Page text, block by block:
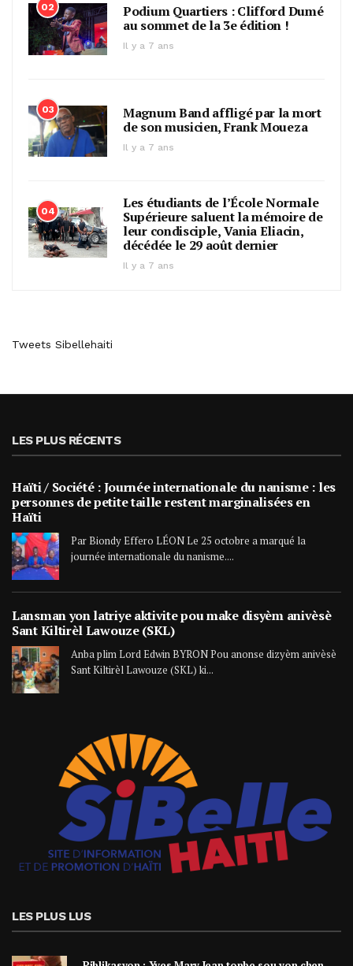
02
Podium Quartiers : Clifford Dumé
au sommet de la 3e édition !
Il y a 7 ans
03
Magnum Band affligé par la mort
de son musicien, Frank Moueza
Il y a 7 ans
04
Les étudiants de l’École Normale
Supérieure saluent la mémoire de
leur condisciple, Vania Eliacin,
décédée le 29 août dernier
Il y a 7 ans
Tweets Sibellehaiti
LES PLUS RÉCENTS
Haïti / Société : Journée internationale du nanisme : les
personnes de petite taille restent marginalisées en
Haïti
Par Biondy Effero LÉON Le 25 octobre a marqué la
journée internationale du nanisme....
Lansman yon latriye aktivite pou make disyèm anivèsè
Sant Kiltirèl Lawouze (SKL)
Anba plim Lord Edwin BYRON Pou anonse dizyèm anivèsè
Sant Kiltirèl Lawouze (SKL) ki...
LES PLUS LUS